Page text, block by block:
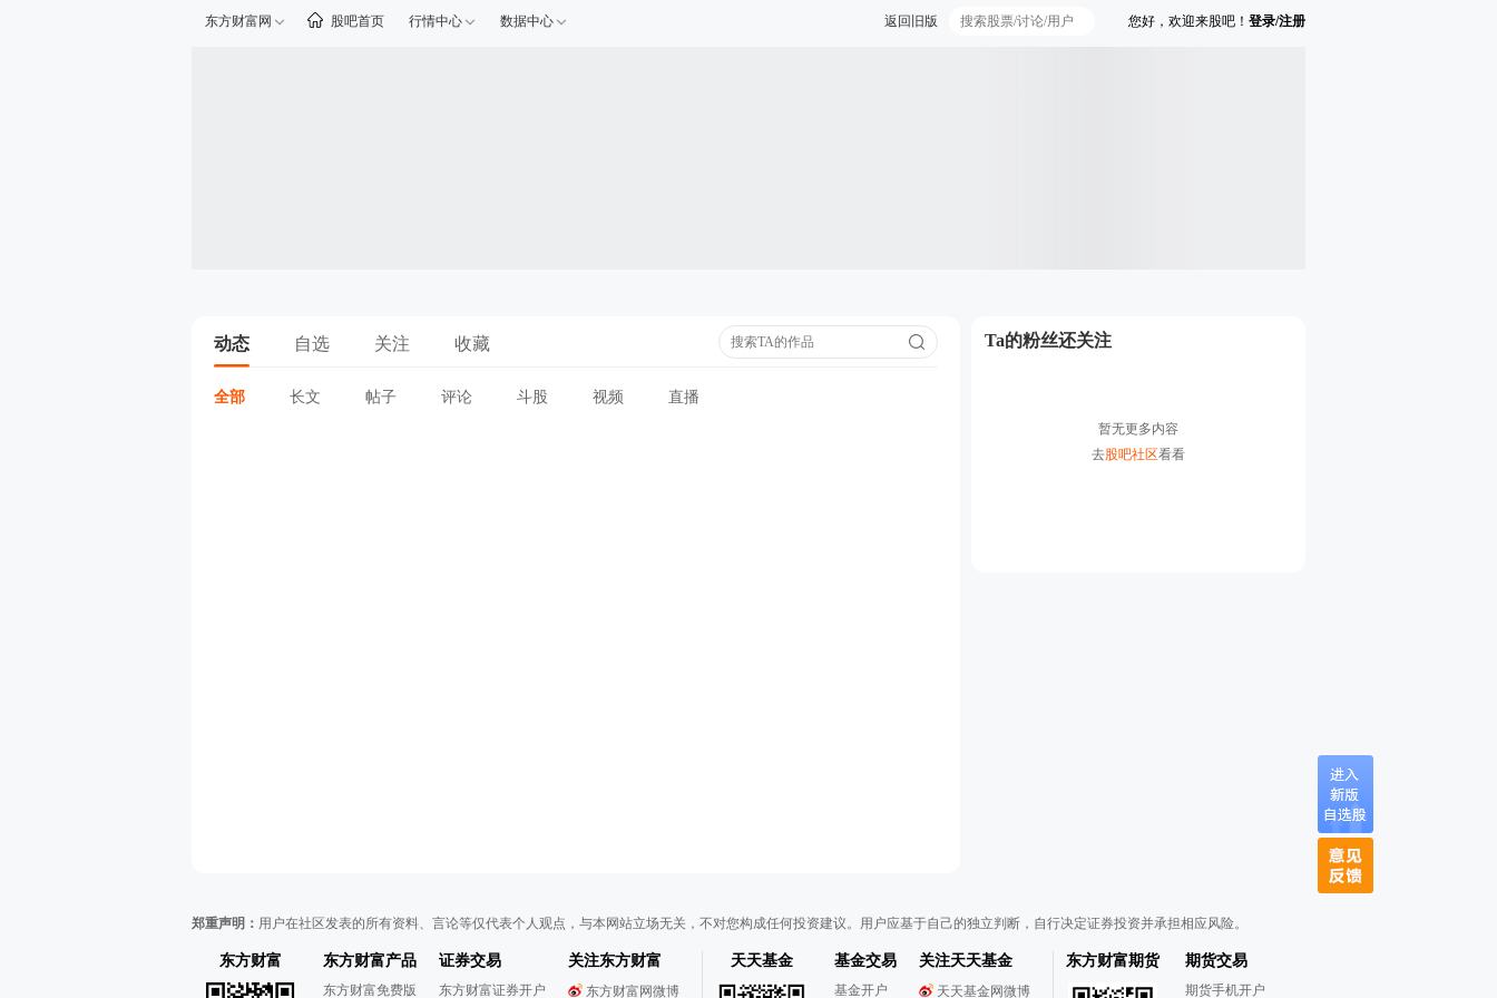
东方财富网 股吧首页 行情中心 数据中心 您好，欢迎来股吧！ 登录/注册
返回旧版
动态 自选 关注 收藏
全部 长文 帖子 评论 斗股 视频 直播
Ta的粉丝还关注
暂无更多内容
去股吧社区看看
郑重声明： 用户在社区发表的所有资料、言论等仅代表个人观点，与本网站立场无关，不对您构成任何投资建议。用户应基于自己的独立判断，自行决定证券投资并承担相应风险。
东方财富 东方财富产品
东方财富免费版
证券交易
东方财富证券开户
关注东方财富
东方财富网微博
天天基金 基金交易
基金开户
关注天天基金
天天基金网微博
东方财富期货 期货交易
期货手机开户